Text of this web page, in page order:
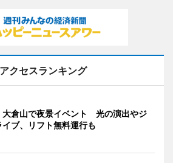
アクセスランキング
大倉山で夜景イベント 光の演出やジ
イブ、リフト無料運行も